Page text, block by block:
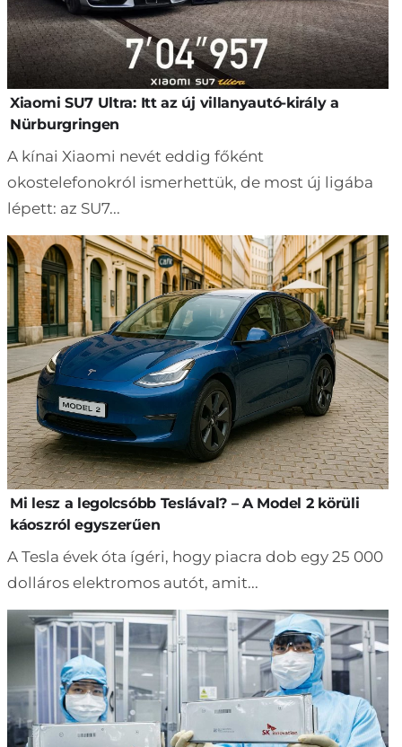
Xiaomi SU7 Ultra: Itt az új villanyautó-király a
Nürburgringen
A kínai Xiaomi nevét eddig főként
okostelefonokról ismerhettük, de most új ligába
lépett: az SU7...
Mi lesz a legolcsóbb Teslával? – A Model 2 körüli
káoszról egyszerűen
A Tesla évek óta ígéri, hogy piacra dob egy 25 000
dolláros elektromos autót, amit...